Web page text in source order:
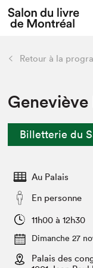
Espace médias
Espace
Tout sur
Actualités
Vidéos et
Club de
retour
Édition 2022
Nous connaître
Projets
Archives
Liens pratiques
Retour à la
Billetterie du
Au Palais
En personne
11h00 à 12h30
Dimanche 27
Palais des